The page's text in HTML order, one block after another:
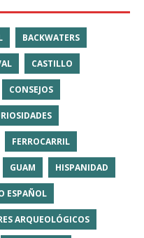
BACKWATERS
CASTILLO
CONSEJOS
FERROCARRIL
GUAM HISPANIDAD
ESPAÑOL
ARQUEOLÓGICOS